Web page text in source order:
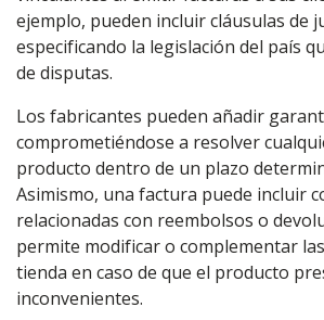
ejemplo, pueden incluir cláusulas de
especificando la legislación del país
de disputas.
Los fabricantes pueden añadir
comprometiéndose a resolver
producto dentro de un plazo
Asimismo, una factura puede incluir
relacionadas con reembolsos o
permite modificar o complementar
tienda en caso de que el producto
inconvenientes.